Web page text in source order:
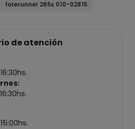
forerunner 265s 010-02815
de atención